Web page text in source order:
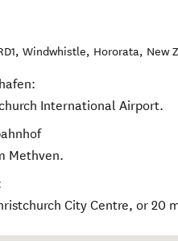
Windwhistle, Hororata, New
International Airport.
Methven.
City Centre, or 20